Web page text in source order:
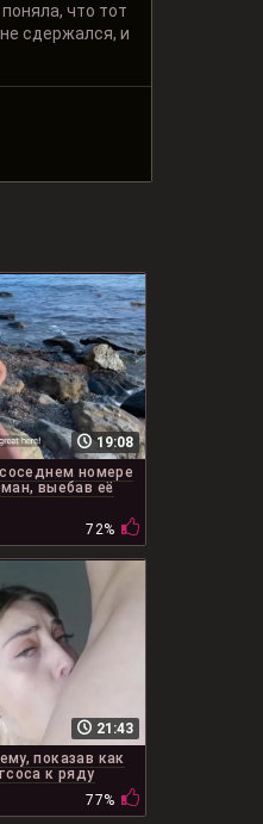
что тот
сдержался, и
19:08
номере
выебав её
72%
21:43
показав как
к ряду
77%